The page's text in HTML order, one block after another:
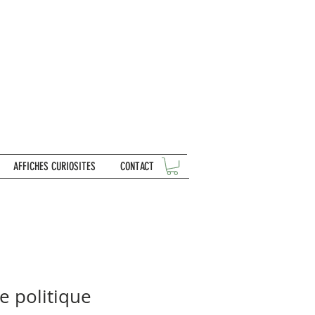
AFFICHES CURIOSITES CONTACT
politique